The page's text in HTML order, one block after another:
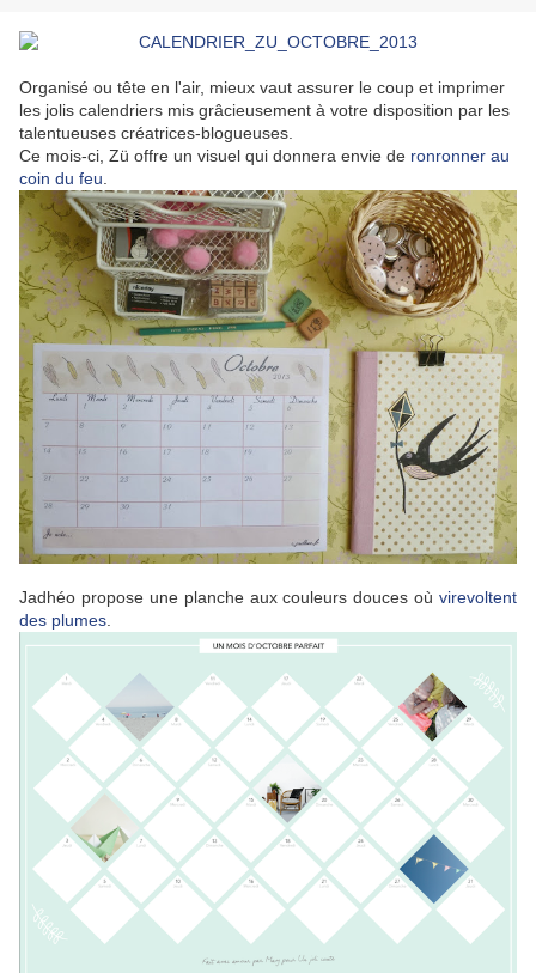
Organisé ou tête en l'air, mieux vaut assurer le coup et imprimer
les jolis calendriers mis grâcieusement à votre disposition par les
talentueuses créatrices-blogueuses.
Ce mois-ci, Zü offre un visuel qui donnera envie de ronronner au
coin du feu
Jadhéo propose une planche aux couleurs douces où virevoltent
des plumes